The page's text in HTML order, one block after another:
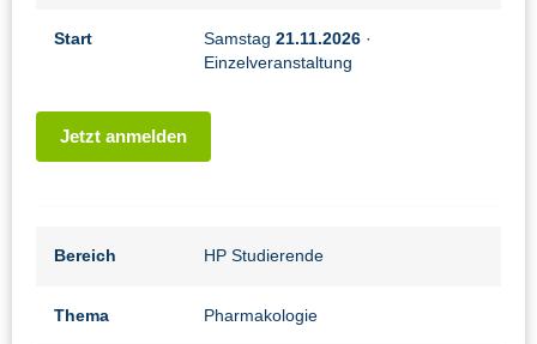
Start Samstag 21.11.2026 ·
Einzelveranstaltung
Jetzt anmelden
Bereich HP Studierende
Thema Pharmakologie